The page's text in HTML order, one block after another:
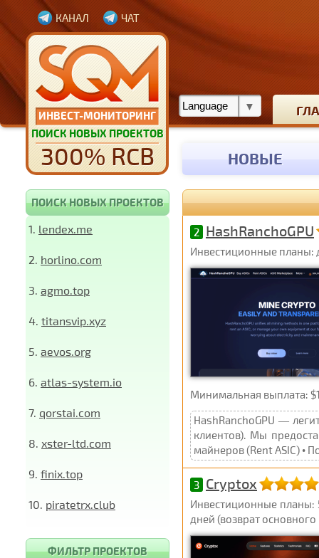
ИНВЕСТ-МОНИТОРИНГ
ПОИСК НОВЫХ ПРОЕКТОВ
300% RCB
КАНАЛ ЧАТ
НОВЫЕ
ПОИСК НОВЫХ ПРОЕКТОВ
1. lendex.me
2. horlino.com
3. agmo.top
4. titansvip.xyz
5. aevos.org
6. atlas-system.io
7. qorstai.com
8. xster-ltd.com
9. finix.top
10. piratetrx.club
ФИЛЬТР ПРОЕКТОВ
2 HashRanchoGPU
Инвестиционные планы:
Минимальная выплата:
HashRanchoGPU —
клиентов). Мы
майнеров (Rent ASIC) •
3 Cryptox
Инвестиционные планы:
дней (возврат основного